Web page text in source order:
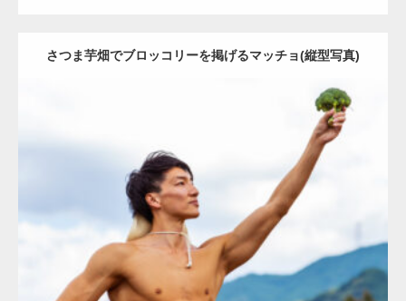
さつま芋畑でブロッコリーを掲げるマッチョ(縦型写真)
Update:
芋掘りのマッチョ オレンジの人 AKIHITO(細マッチョ)
筋 唐津 (佐賀)
ダウンロード